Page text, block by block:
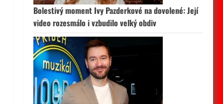
Bolestivý moment Ivy Pazderkové na dovolené: Její
video rozesmálo i vzbudilo velký obdiv